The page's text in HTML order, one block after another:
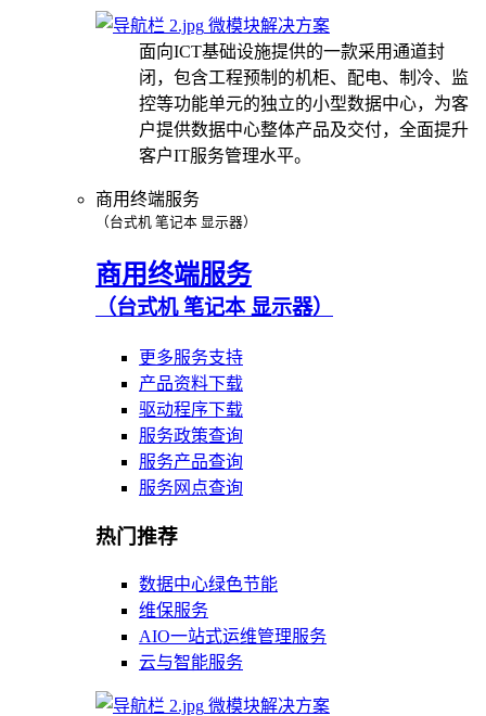
微模块解决方案
面向ICT基础设施提供的一款采用通道封
闭，包含工程预制的机柜、配电、制冷、监
控等功能单元的独立的小型数据中心，为客
户提供数据中心整体产品及交付，全面提升
客户IT服务管理水平。
商用终端服务
（台式机 笔记本 显示器）
商用终端服务
（台式机 笔记本 显示器）
更多服务支持
产品资料下载
驱动程序下载
服务政策查询
服务产品查询
服务网点查询
热门推荐
数据中心绿色节能
维保服务
AIO一站式运维管理服务
云与智能服务
微模块解决方案